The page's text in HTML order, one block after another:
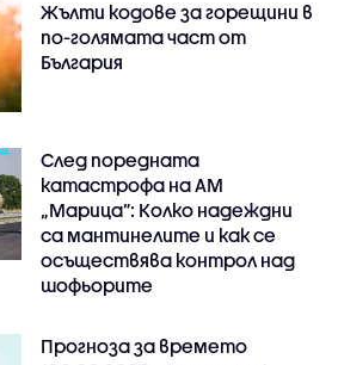
Жълти кодове за горещини в
по-голямата част от
България
След поредната
катастрофа на АМ
„Марица”: Колко надеждни
са мантинелите и как се
осъществява контрол над
шофьорите
Прогноза за времето